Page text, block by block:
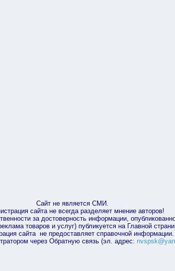
Сайт не является СМИ.
сайта не всегда разделяет мнение авторов!
за достоверность информации,
товаров и услуг) публикуется на Главной
сайта не предоставляет справочной информации.
через Обратную связь (эл. адрес: